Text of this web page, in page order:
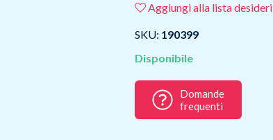
Aggiungi alla lista desideri
SKU: 190399
Disponibile
Domande
frequenti